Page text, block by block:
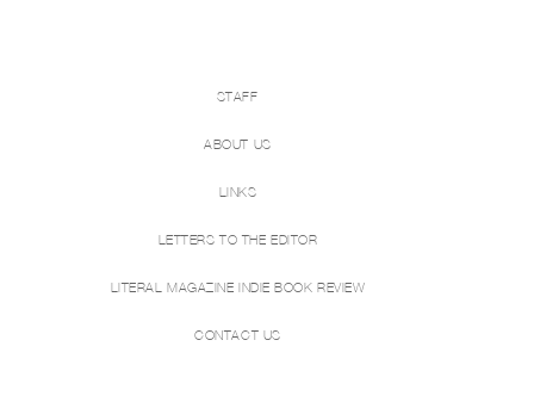
STAFF
ABOUT US
LINKS
LETTERS TO THE EDITOR
LITERAL MAGAZINE INDIE BOOK REVIEW
CONTACT US